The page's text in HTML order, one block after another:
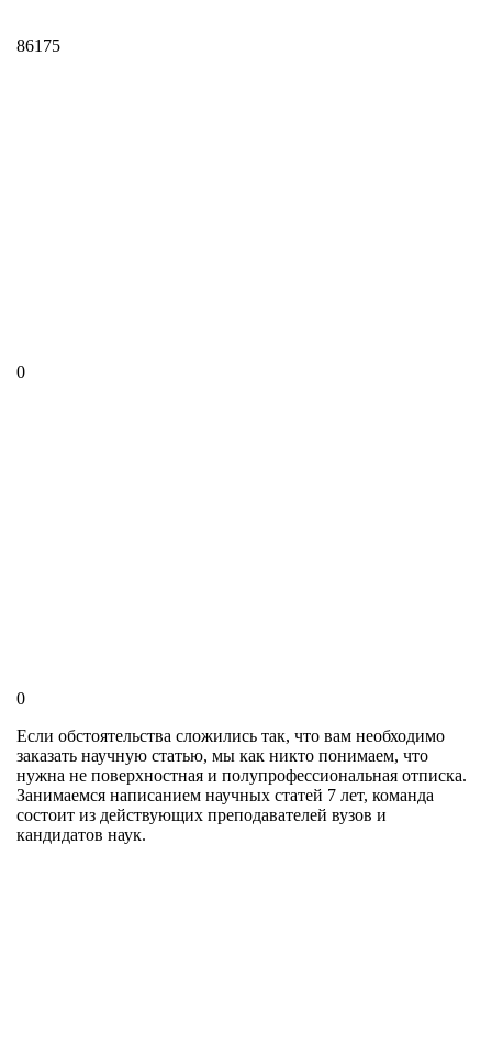
86175
0
0
Если обстоятельства сложились так, что вам необходимо
заказать научную статью, мы как никто понимаем, что
нужна не поверхностная и полупрофессиональная отписка.
Занимаемся написанием научных статей 7 лет, команда
состоит из действующих преподавателей вузов и
кандидатов наук.